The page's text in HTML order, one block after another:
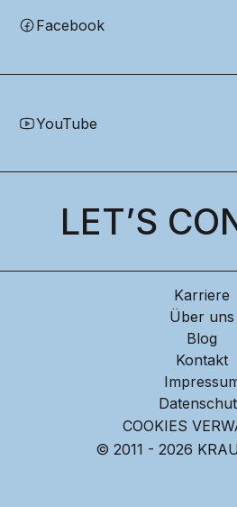
Facebook
YouTube
LET’S
Karriere
Über uns
Blog
Kontakt
COOKIES
© 2011 - 2026